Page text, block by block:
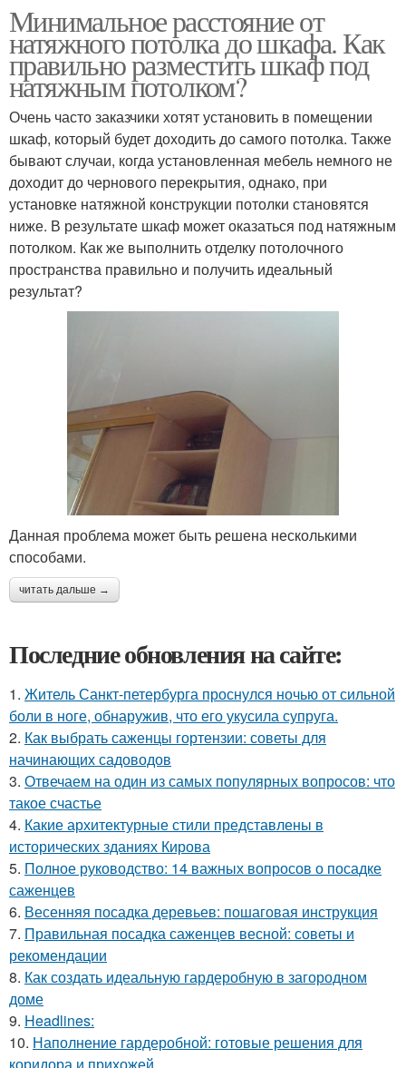
Минимальное расстояние от
натяжного потолка до шкафа. Как
правильно разместить шкаф под
натяжным потолком?
Очень часто заказчики хотят установить в помещении
шкаф, который будет доходить до самого потолка. Также
бывают случаи, когда установленная мебель немного не
доходит до чернового перекрытия, однако, при
установке натяжной конструкции потолки становятся
ниже. В результате шкаф может оказаться под натяжным
потолком. Как же выполнить отделку потолочного
пространства правильно и получить идеальный
результат?
Данная проблема может быть решена несколькими
способами.
читать дальше →
Последние обновления на сайте:
1. Житель Санкт-петербурга проснулся ночью от сильной
боли в ноге, обнаружив, что его укусила супруга.
2. Как выбрать саженцы гортензии: советы для
начинающих садоводов
3. Отвечаем на один из самых популярных вопросов: что
такое счастье
4. Какие архитектурные стили представлены в
исторических зданиях Кирова
5. Полное руководство: 14 важных вопросов о посадке
саженцев
6. Весенняя посадка деревьев: пошаговая инструкция
7. Правильная посадка саженцев весной: советы и
рекомендации
8. Как создать идеальную гардеробную в загородном
доме
9. Headlines:
10. Наполнение гардеробной: готовые решения для